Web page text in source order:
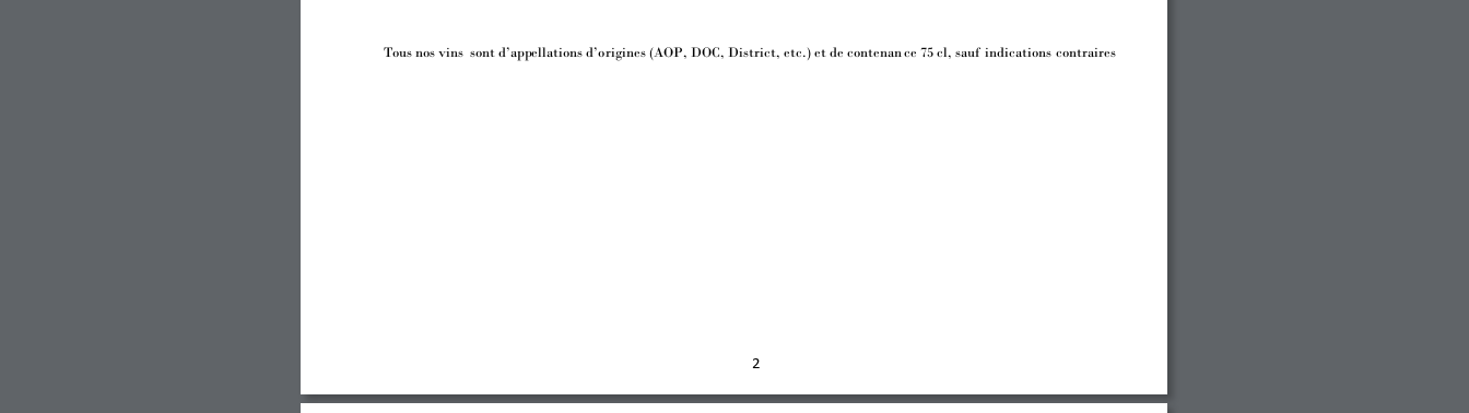
2
Tous nos vins sont d’appellations d’origines (AOP, DOC, District, etc.) et de contenance 75cl, sauf indications contraires